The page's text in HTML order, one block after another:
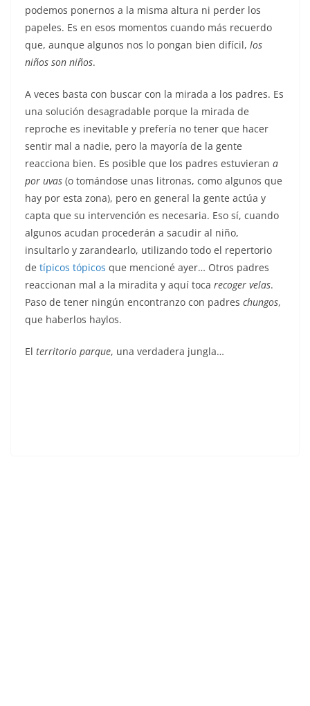
podemos ponernos a la misma altura ni perder los
papeles. Es en esos momentos cuando más recuerdo
que, aunque algunos nos lo pongan bien difícil, los
niños son niños.
A veces basta con buscar con la mirada a los padres. Es
una solución desagradable porque la mirada de
reproche es inevitable y prefería no tener que hacer
sentir mal a nadie, pero la mayoría de la gente
reacciona bien. Es posible que los padres estuvieran a
por uvas (o tomándose unas litronas, como algunos que
hay por esta zona), pero en general la gente actúa y
capta que su intervención es necesaria. Eso sí, cuando
algunos acudan procederán a sacudir al niño,
insultarlo y zarandearlo, utilizando todo el repertorio
de típicos tópicos que mencioné ayer… Otros padres
reaccionan mal a la miradita y aquí toca recoger velas.
Paso de tener ningún encontranzo con padres chungos,
que haberlos haylos.
El territorio parque, una verdadera jungla…